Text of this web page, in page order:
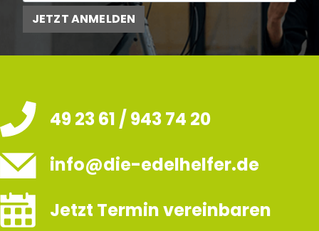
JETZT ANMELDEN
49 23 61 / 943 74 20
info@die-edelhelfer.de
Jetzt Termin vereinbaren